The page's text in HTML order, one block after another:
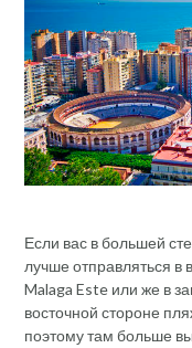
Если вас в большей
лучше отправляться в
Malaga Este или же в
восточной стороне
поэтому там больше